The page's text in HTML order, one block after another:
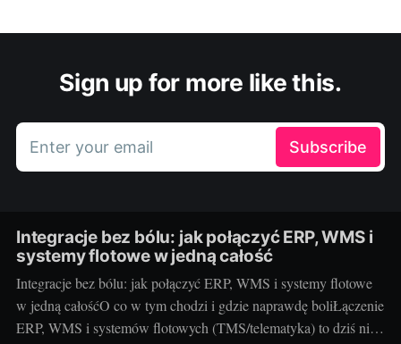
Sign up for more like this.
Enter your email Subscribe
Integracje bez bólu: jak połączyć ERP, WMS i
systemy flotowe w jedną całość
Integracje bez bólu: jak połączyć ERP, WMS i systemy flotowe
w jedną całośćO co w tym chodzi i gdzie naprawdę boliŁączenie
ERP, WMS i systemów flotowych (TMS/telematyka) to dziś nie